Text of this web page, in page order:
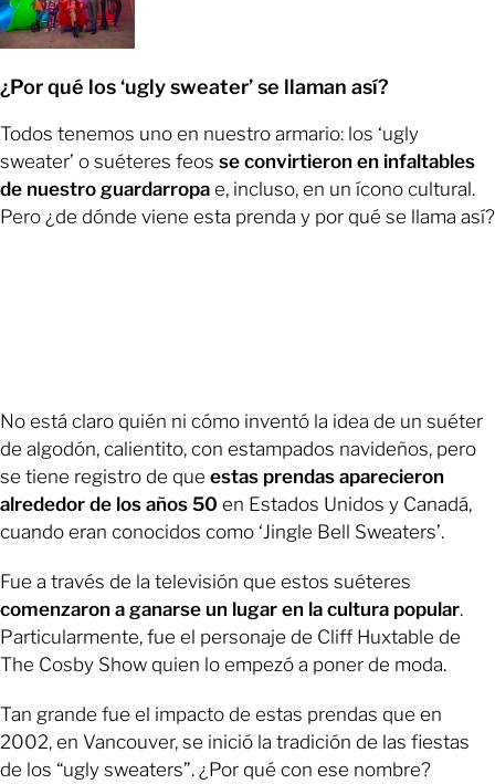
¿Por qué los ‘ugly sweater’ se llaman así?
Todos tenemos uno en nuestro armario: los ‘ugly
sweater’ o suéteres feos se convirtieron en infaltables
de nuestro guardarropa e, incluso, en un ícono cultural.
Pero ¿de dónde viene esta prenda y por qué se llama así?
No está claro quién ni cómo inventó la idea de un suéter
de algodón, calientito, con estampados navideños, pero
se tiene registro de que estas prendas aparecieron
alrededor de los años 50 en Estados Unidos y Canadá,
cuando eran conocidos como ‘Jingle Bell Sweaters’.
Fue a través de la televisión que estos suéteres
comenzaron a ganarse un lugar en la cultura popular.
Particularmente, fue el personaje de Cliff Huxtable de
The Cosby Show quien lo empezó a poner de moda.
Tan grande fue el impacto de estas prendas que en
2002, en Vancouver, se inició la tradición de las fiestas
de los “ugly sweaters”. ¿Por qué con ese nombre?